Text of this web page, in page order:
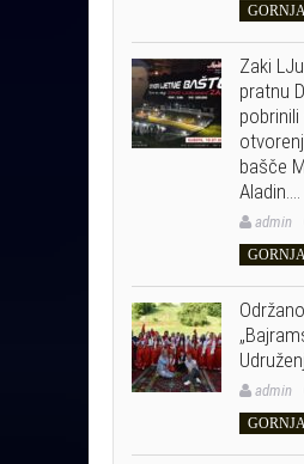
Zaki
pratnu
pobrinili
bašče
Aladin….
admin
admin